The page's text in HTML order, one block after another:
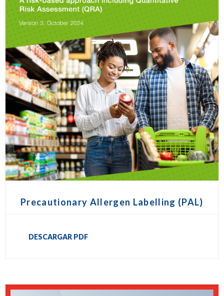
Precautionary Allergen Labelling (PAL)
DESCARGAR PDF